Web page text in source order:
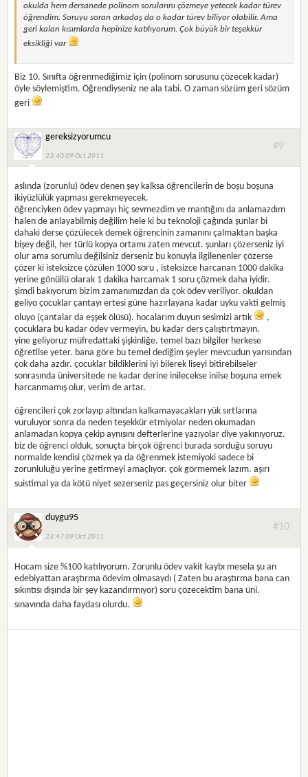
okulda hem dersanede polinom sorularını çözmeye yetecek kadar türev
öğrendim. Soruyu soran arkadaş da o kadar türev biliyor olabilir. Ama
geri kalan kısımlarda hepinize katılıyorum. Çok büyük bir teşekkür
eksikliği var
Biz 10. Sınıfta öğrenmediğimiz için (polinom sorusunu çözecek kadar)
öyle söylemiştim. Öğrendiyseniz ne ala tabi. O zaman sözüm geri sözüm
geri
gereksizyorumcu
23:40 09 Oct 2011
#9
aslında (zorunlu) ödev denen şey kalksa öğrencilerin de boşu boşuna
ikiyüzlülük yapması gerekmeyecek.
öğrenciyken ödev yapmayı hiç sevmezdim ve mantığını da anlamazdım
halen de anlayabilmiş değilim hele ki bu teknoloji çağında şunlar bi
dahaki derse çözülecek demek öğrencinin zamanını çalmaktan başka
bişey değil, her türlü kopya ortamı zaten mevcut. şunları çözerseniz iyi
olur ama sorumlu değilsiniz derseniz bu konuyla ilgilenenler çözerse
çözer ki isteksizce çözülen 1000 soru , isteksizce harcanan 1000 dakika
yerine gönüllü olarak 1 dakika harcamak 1 soru çözmek daha iyidir.
şimdi bakıyorum bizim zamanımızdan da çok ödev veriliyor. okuldan
geliyo çocuklar çantayı ertesi güne hazırlayana kadar uyku vakti gelmiş
oluyo (çantalar da eşşek ölüsü). hocalarım duyun sesimizi artık
,
çocuklara bu kadar ödev vermeyin, bu kadar ders çalıştırtmayın.
yine geliyoruz müfredattaki şişkinliğe. temel bazı bilgiler herkese
öğretilse yeter. bana göre bu temel dediğim şeyler mevcudun yarısından
çok daha azdır. çocuklar bildiklerini iyi bilerek liseyi bitirebilseler
sonrasında üniversitede ne kadar derine inilecekse inilse boşuna emek
harcanmamış olur, verim de artar.
öğrencileri çok zorlayıp altından kalkamayacakları yük sırtlarına
vuruluyor sonra da neden teşekkür etmiyolar neden okumadan
anlamadan kopya çekip aynısını defterlerine yazıyolar diye yakınıyoruz.
biz de öğrenci olduk, sonuçta birçok öğrenci burada sorduğu soruyu
normalde kendisi çözmek ya da öğrenmek istemiyoki sadece bi
zorunluluğu yerine getirmeyi amaçlıyor. çok görmemek lazım. aşırı
suistimal ya da kötü niyet sezerseniz pas geçersiniz olur biter
duygu95
23:47 09 Oct 2011
#10
Hocam size %100 katılıyorum. Zorunlu ödev vakit kaybı mesela şu an
edebiyattan araştırma ödevim olmasaydı ( Zaten bu araştırma bana can
sıkıntısı dışında bir şey kazandırmıyor) soru çözecektim bana üni.
sınavında daha faydası olurdu.